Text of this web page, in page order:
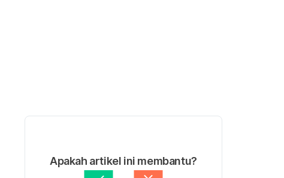
Apakah artikel ini membantu?